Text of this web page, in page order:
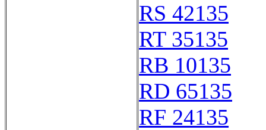
RS 42135
RT 35135
RB 10135
RD 65135
RF 24135